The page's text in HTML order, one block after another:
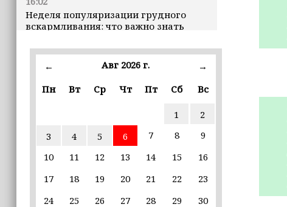
Неделя популяризации грудного
вскармливания: что важно знать
15:39
Республике серию спортивных
15:10
Для иностранных абитуриентов,
введён единый экзамен по русскому
← Авг 2026 г.
→
Пн
Вт Ср Чт Пт Сб Вс
1
2
3
4 5 6 7 8
9
10
11 12 13 14 15
16
17
18 19 20 21 22
23
24
25 26 27 28 29
30